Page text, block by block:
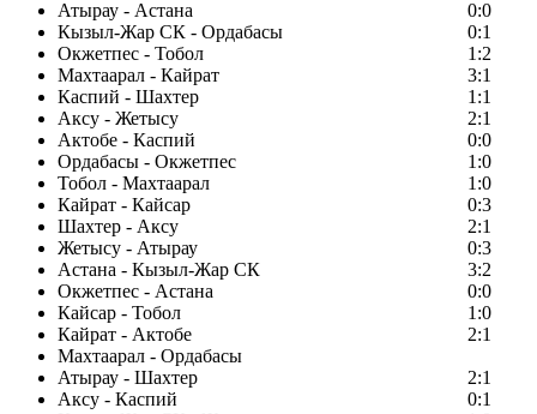
Атырау - Астана
0:0
Кызыл-Жар СК - Ордабасы
0:1
Окжетпес - Тобол
1:2
Махтаарал - Кайрат
3:1
Каспий - Шахтер
1:1
Аксу - Жетысу
2:1
Актобе - Каспий
0:0
Ордабасы - Окжетпес
1:0
Тобол - Махтаарал
1:0
Кайрат - Кайсар
0:3
Шахтер - Аксу
2:1
Жетысу - Атырау
0:3
Астана - Кызыл-Жар СК
3:2
Окжетпес - Астана
0:0
Кайсар - Тобол
1:0
Кайрат - Актобе
2:1
Махтаарал - Ордабасы
Атырау - Шахтер
2:1
Аксу - Каспий
0:1